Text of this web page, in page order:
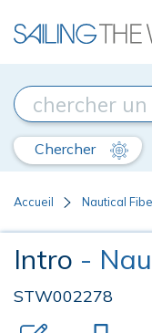
Chercher
Accueil Nautical
Intro -
STW002278